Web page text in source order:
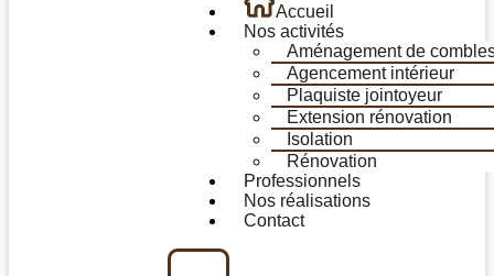
Accueil
Nos activités
Aménagement de
Agencement intérieur
Plaquiste jointoyeur
Extension rénovation
Isolation
Rénovation
Professionnels
Nos réalisations
Contact